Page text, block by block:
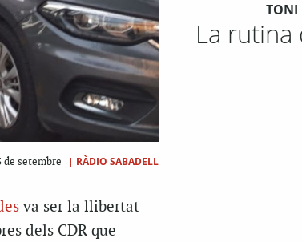
de setembre | RÀDIO SABADELL
va ser la llibertat
dels CDR que
TONI
La